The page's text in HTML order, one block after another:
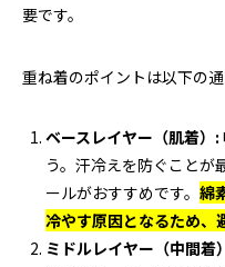
要です。
重ね着のポイントは以下の通
ベースレイヤー（肌着）:
う。汗冷えを防ぐことが
ールがおすすめです。 綿
冷やす原因となるため、
ミドルレイヤー（中間着